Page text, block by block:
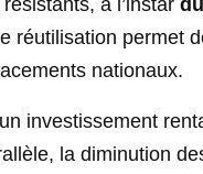
réutilisation permet
nationaux.
investissement
la diminution